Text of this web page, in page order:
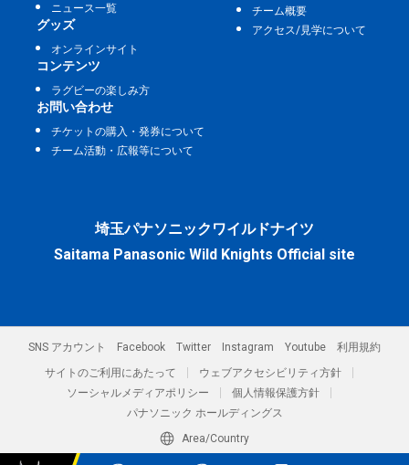
ニュース一覧
グッズ
オンラインサイト
チーム概要
アクセス/見学について
コンテンツ
ラグビーの楽しみ方
お問い合わせ
チケットの購入・発券について
チーム活動・広報等について
埼玉パナソニックワイルドナイツ
Saitama Panasonic Wild Knights Official site
SNS アカウント Facebook Twitter Instagram Youtube
利用規約
サイトのご利用にあたって
ウェブアクセシビリティ方針
ソーシャルメディアポリシー
個人情報保護方針
パナソニック ホールディングス
Area/Country